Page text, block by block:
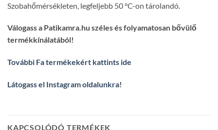
Szobahőmérsékleten, legfeljebb 50 °C-on tárolandó.
Válogass a Patikamra.hu széles és folyamatosan bővülő
termékkínálatából!
További Fa termékekért kattints ide
Látogass el Instagram oldalunkra!
KAPCSOLÓDÓ TERMÉKEK